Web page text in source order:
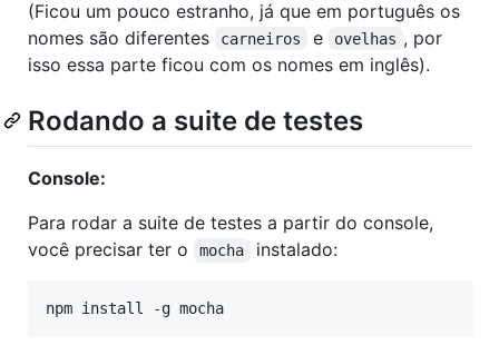
(Ficou um pouco estranho, já que em português os
nomes são diferentes
carneiros e ovelhas , por
isso essa parte ficou com os nomes em inglês).
Rodando a suite de testes
Console:
Para rodar a suite de testes a partir do console,
você precisar ter o
mocha instalado: